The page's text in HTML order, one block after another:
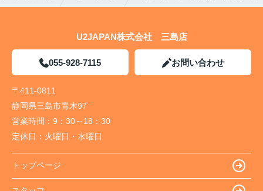
U2JAPAN株式会社 三島店
055-928-7115 お問い合わせ
〒411-0811
静岡県三島市青木97
営業時間： 9：30～18：30
定休日： 火曜日・水曜日
トップページ